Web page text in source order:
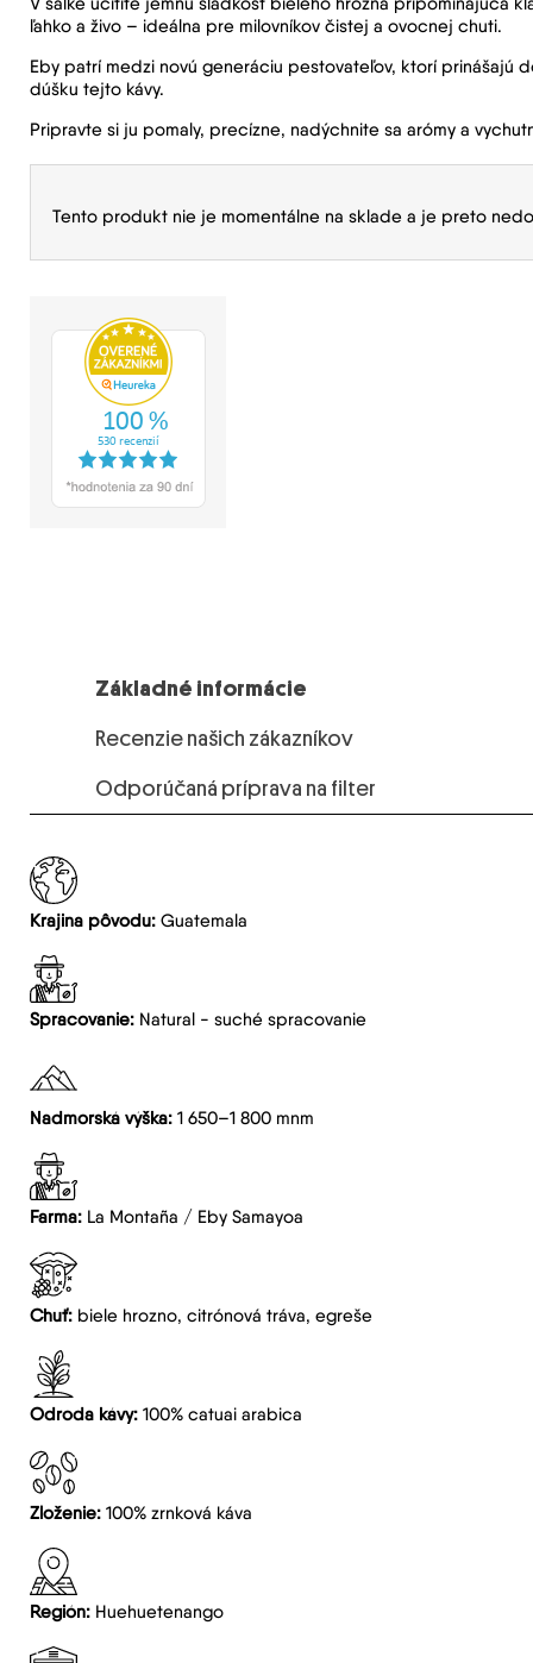
ľahko a živo – ideálna pre milovníkov čistej a ovocnej chuti.
Eby patrí medzi novú generáciu pestovateľov, ktorí prinášajú
dúšku tejto kávy.
Pripravte si ju pomaly, precízne, nadýchnite sa arómy a
Tento produkt nie je momentálne na sklade a je preto
Základné informácie
Recenzie našich zákazníkov
Odporúčaná príprava na filter
Krajina pôvodu: Guatemala
Spracovanie: Natural - suché spracovanie
Nadmorská výška:1 650–1 800 mnm
Farma: La Montaña / Eby Samayoa
Chuť: biele hrozno, citrónová tráva, egreše
Odroda kávy: 100% catuai arabica
Zloženie:100% zrnková káva
Región: Huehuetenango